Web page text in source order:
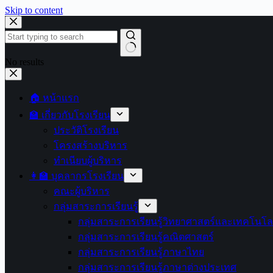
Skip to content
No results
🏠 หน้าแรก
🏫 เกี่ยวกับโรงเรียน
ประวัติโรงเรียน
โครงสร้างบริหาร
ทำเนียบผู้บริหาร
👩‍🏫 บุคลากรโรงเรียน
คณะผู้บริหาร
กลุ่มสาระการเรียนรู้
กลุ่มสาระการเรียนรู้วิทยาศาสตร์และเทคโนโ
กลุ่มสาระการเรียนรู้คณิตศาสตร์
กลุ่มสาระการเรียนรู้ภาษาไทย
กลุ่มสาระการเรียนรู้ภาษาต่างประเทศ